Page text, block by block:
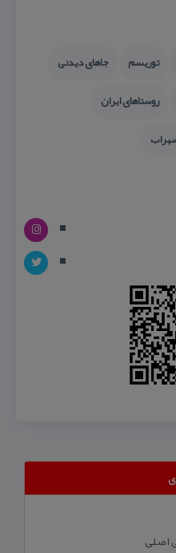
توریسم
جاهای دیدنی
روستاهای ایران
اصلی